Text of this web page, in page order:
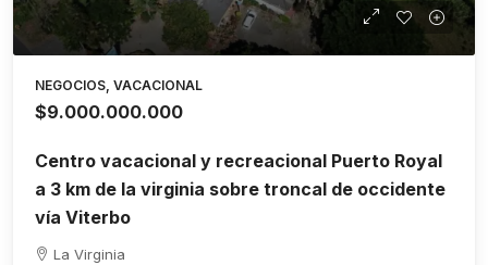
NEGOCIOS, VACACIONAL
$9.000.000.000
Centro vacacional y recreacional Puerto Royal
a 3 km de la virginia sobre troncal de occidente
vía Viterbo
La Virginia